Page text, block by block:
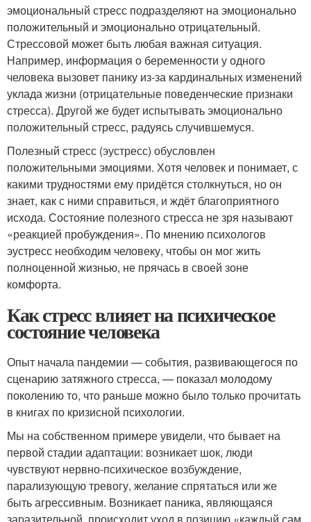
эмоциональный стресс подразделяют на эмоционально
положительный и эмоционально отрицательный.
Стрессовой может быть любая важная ситуация.
Например, информация о беременности у одного
человека вызовет панику из-за кардинальных изменений
уклада жизни (отрицательные поведенческие признаки
стресса). Другой же будет испытывать эмоционально
положительный стресс, радуясь случившемуся.
Полезный стресс (эустресс) обусловлен
положительными эмоциями. Хотя человек и понимает, с
какими трудностями ему придётся столкнуться, но он
знает, как с ними справиться, и ждёт благоприятного
исхода. Состояние полезного стресса не зря называют
«реакцией пробуждения». По мнению психологов
эустресс необходим человеку, чтобы он мог жить
полноценной жизнью, не прячась в своей зоне
комфорта.
Как стресс влияет на психическое
состояние человека
Опыт начала пандемии — события, развивающегося по
сценарию затяжного стресса, — показал молодому
поколению то, что раньше можно было только прочитать
в книгах по кризисной психологии.
Мы на собственном примере увидели, что бывает на
первой стадии адаптации: возникает шок, люди
чувствуют нервно-психическое возбуждение,
парализующую тревогу, желание спрятаться или же
быть агрессивным. Возникает паника, являющаяся